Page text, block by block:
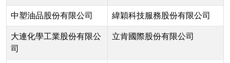
中塑油品股份有限公司 緯穎科技服務股份有限公司
大連化學工業股份有限公
司
立肯國際股份有限公司